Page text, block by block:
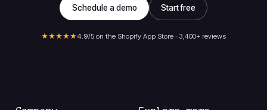
Schedule a demo Start free
★★★★★4.9/5 on the Shopify App Store · 3,400+ reviews